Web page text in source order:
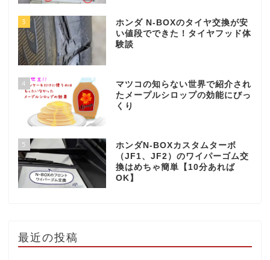
3
ホンダ N-BOXのタイヤ交換が安
い値段でできた！タイヤフッド体
験談
4
マツコの知らない世界で紹介され
たメープルシロップの効能にびっ
くり
5
ホンダN-BOXカスタムターボ
（JF1、JF2）のワイパーゴム交
換はめちゃ簡単【10分あれば
OK】
最近の投稿